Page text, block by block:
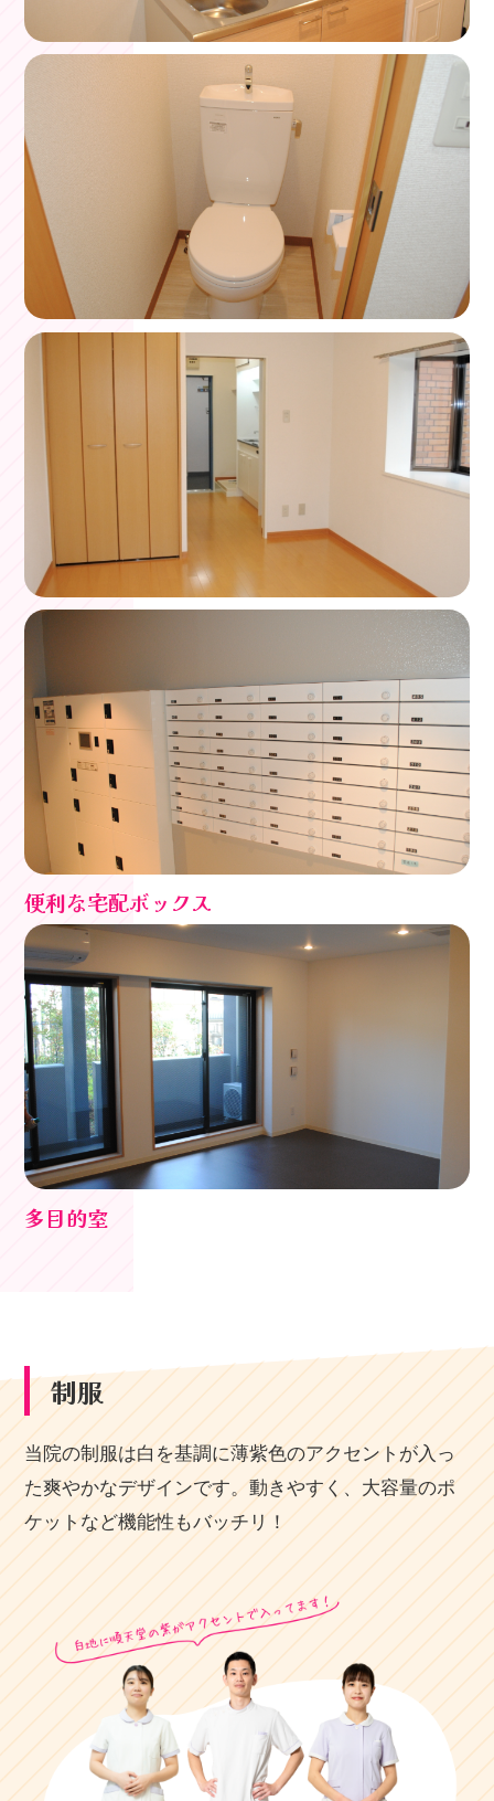
便利な宅配ボックス
多目的室
制服
当院の制服は白を基調に薄紫色のアクセントが入っ
た爽やかなデザインです。動きやすく、大容量のポ
ケットなど機能性もバッチリ！